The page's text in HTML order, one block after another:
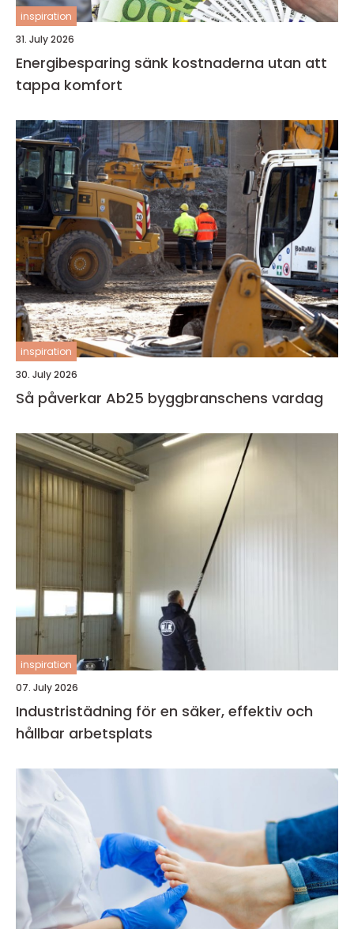
inspiration
31. July 2026
Energibesparing sänk kostnaderna utan att
tappa komfort
inspiration
30. July 2026
Så påverkar Ab25 byggbranschens vardag
inspiration
07. July 2026
Industristädning för en säker, effektiv och
hållbar arbetsplats